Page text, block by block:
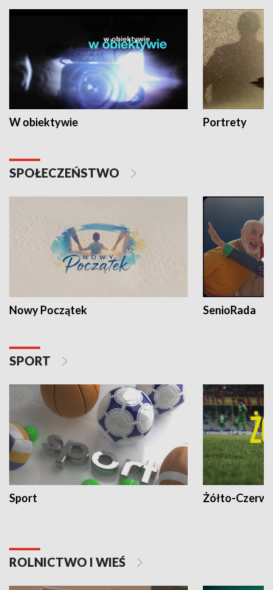
W obiektywie Portrety
SPOŁECZEŃSTWO
Nowy Początek SenioRada
SPORT
Sport Żółto-
ROLNICTWO I WIEŚ